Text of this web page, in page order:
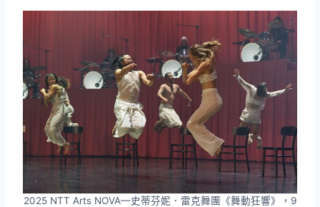
2025 NTT Arts NOVA—史蒂芬妮．雷克舞團《舞動狂響》，9